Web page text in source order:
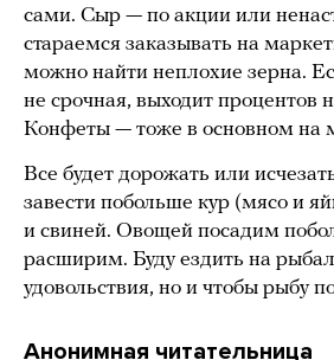
сами. Сыр — по акции или
стараемся заказывать на
можно найти неплохие зерна.
не срочная, выходит процентов
Конфеты — тоже в основном на
Все будет дорожать или
завести побольше кур (мясо и
и свиней. Овощей посадим
расширим. Буду ездить на
удовольствия, но и чтобы рыбу
Анонимная читательница